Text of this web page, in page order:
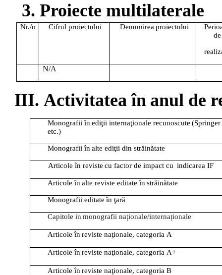
3.Proiecte multilaterale
Nr./o Cifrul proiectului Denumirea proiectului
de
N/A
III.Activitatea în anul de
Monografii în ediţii internaţionale recunoscute (Springer
etc.)
Monografii în alte ediţii din străinătate
Articole în reviste cu factor de impact cu indicarea IF
Articole în alte reviste editate în străinătate
Monografii editate în ţară
Capitole in monografii naționale/internaționale
Articole în reviste naţionale, categoria A
Articole în reviste naţionale, categoria A+
Articole în reviste naţionale, categoria B